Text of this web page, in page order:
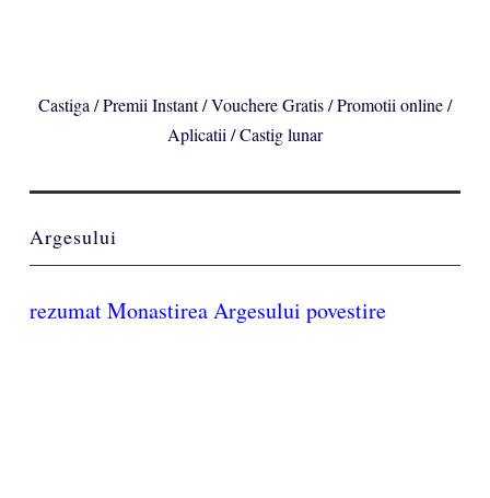
Castiga / Premii Instant / Vouchere Gratis / Promotii online /
Aplicatii / Castig lunar
Argesului
rezumat Monastirea Argesului povestire